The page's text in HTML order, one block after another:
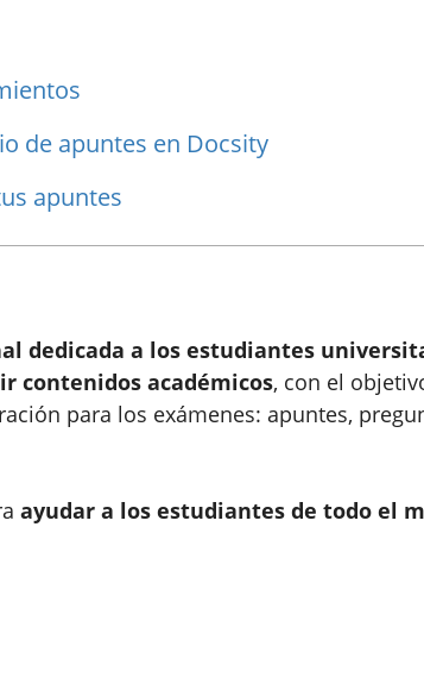
de apuntes en Docsity
apuntes
dedicada a los estudiantes
contenidos académicos, con el
para los exámenes: apuntes,
ayudar a los estudiantes de todo el